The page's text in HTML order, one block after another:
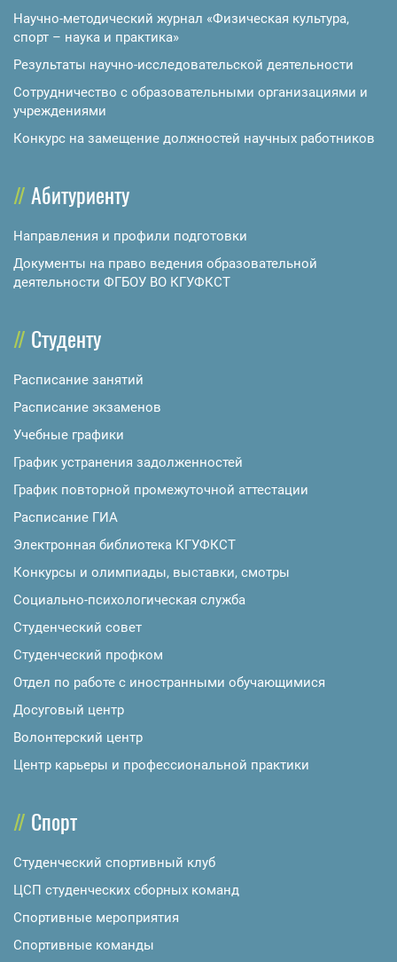
Научно-методический журнал «Физическая культура,
спорт – наука и практика»
Результаты научно-исследовательской деятельности
Сотрудничество с образовательными организациями и
учреждениями
Конкурс на замещение должностей научных работников
Абитуриенту
Направления и профили подготовки
Документы на право ведения образовательной
деятельности ФГБОУ ВО КГУФКСТ
Студенту
Расписание занятий
Расписание экзаменов
Учебные графики
График устранения задолженностей
График повторной промежуточной аттестации
Расписание ГИА
Электронная библиотека КГУФКСТ
Конкурсы и олимпиады, выставки, смотры
Социально-психологическая служба
Студенческий совет
Студенческий профком
Отдел по работе с иностранными обучающимися
Досуговый центр
Волонтерский центр
Центр карьеры и профессиональной практики
Спорт
Студенческий спортивный клуб
ЦСП студенческих сборных команд
Спортивные мероприятия
Спортивные команды